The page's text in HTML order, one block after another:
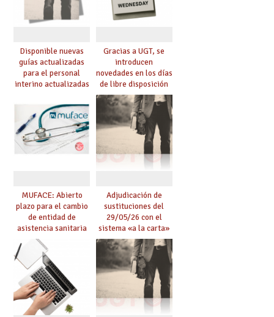
Disponible nuevas
guías actualizadas
para el personal
interino actualizadas
Gracias a UGT, se
introducen
novedades en los días
de libre disposición
retribuidos
MUFACE: Abierto
plazo para el cambio
de entidad de
asistencia sanitaria
durante el mes de
junio
Adjudicación de
sustituciones del
29/05/26 con el
sistema «a la carta»
conseguido con el
Acuerdo de Mejoras